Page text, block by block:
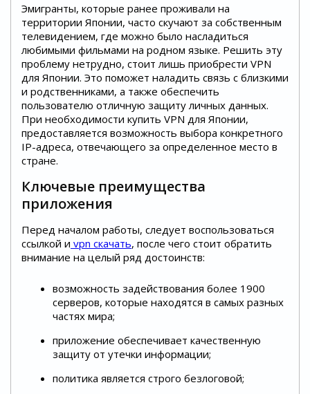
Эмигранты, которые ранее проживали на
территории Японии, часто скучают за собственным
телевидением, где можно было насладиться
любимыми фильмами на родном языке. Решить эту
проблему нетрудно, стоит лишь приобрести VPN
для Японии. Это поможет наладить связь с близкими
и родственниками, а также обеспечить
пользователю отличную защиту личных данных.
При необходимости купить VPN для Японии,
предоставляется возможность выбора конкретного
IP-адреса, отвечающего за определенное место в
стране.
Ключевые преимущества
приложения
Перед началом работы, следует воспользоваться
ссылкой и vpn скачать, после чего стоит обратить
внимание на целый ряд достоинств:
возможность задействования более 1900
серверов, которые находятся в самых разных
частях мира;
приложение обеспечивает качественную
защиту от утечки информации;
политика является строго безлоговой;